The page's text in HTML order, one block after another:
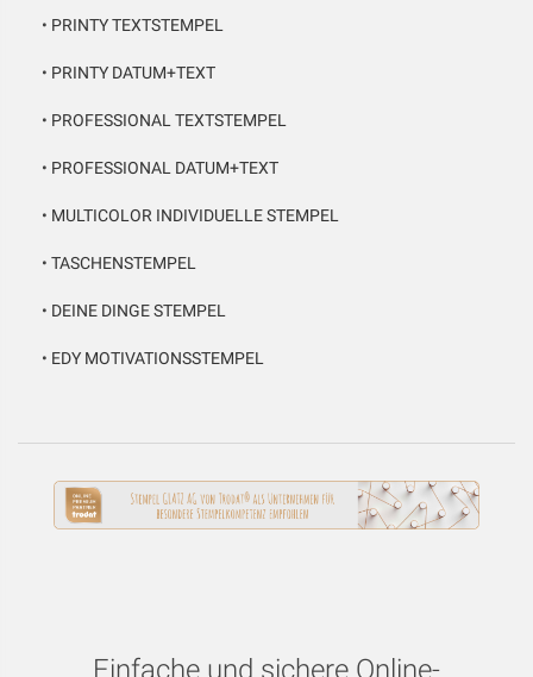
• PRINTY TEXTSTEMPEL
• PRINTY DATUM+TEXT
• PROFESSIONAL TEXTSTEMPEL
• PROFESSIONAL DATUM+TEXT
• MULTICOLOR INDIVIDUELLE STEMPEL
• TASCHENSTEMPEL
• DEINE DINGE STEMPEL
• EDY MOTIVATIONSSTEMPEL
Einfache und sichere Online-